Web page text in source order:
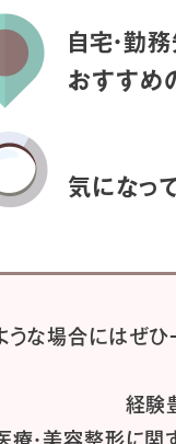
自宅・勤
おすすめ
気になっ
うな場合にはぜひ
経験
療・美容整形に